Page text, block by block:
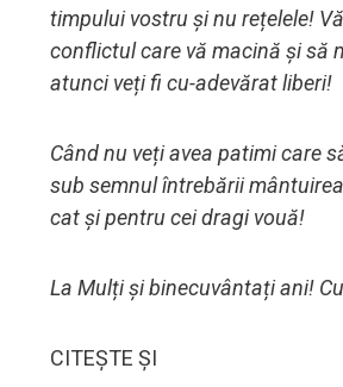
timpului vostru și nu rețelele!
conflictul care vă macină și să
atunci veți fi cu-adevărat liberi!
Când nu veți avea patimi care
sub semnul întrebării
cat și pentru cei dragi vouă!
La Mulți și binecuvântați ani!
CITEȘTE ȘI